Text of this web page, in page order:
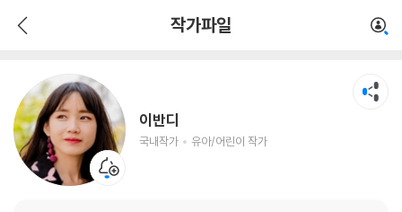
작가파일
이반디
국내작가 유아/어린이 작가
유아/어린이 작가